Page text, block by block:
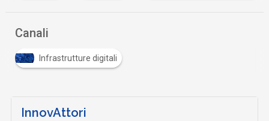
Canali
Infrastrutture digitali
InnovAttori